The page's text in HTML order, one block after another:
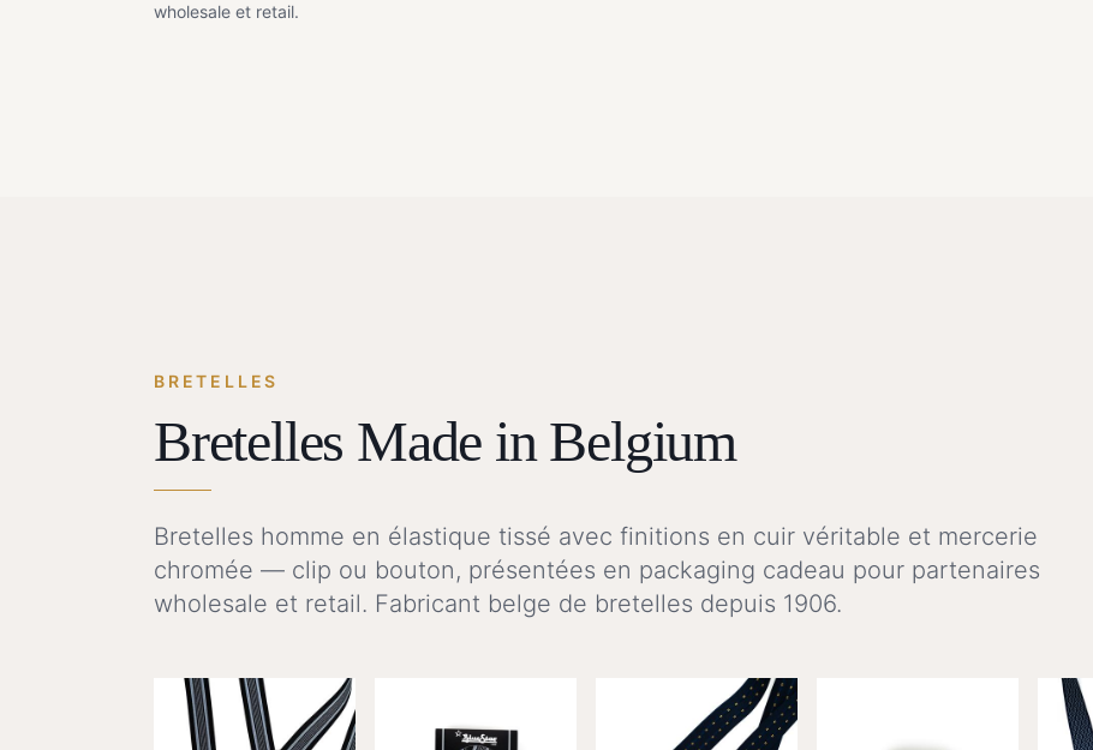
wholesale et retail.
BRETELLES
Bretelles Made in Belgium
Bretelles homme en élastique tissé avec finitions en cuir véritable et mercerie
chromée — clip ou bouton, présentées en packaging cadeau pour partenaires
wholesale et retail. Fabricant belge de bretelles depuis 1906.